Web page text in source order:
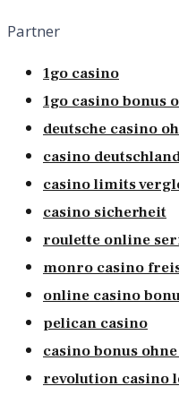
Partner
1go casino
1go casino bonus
deutsche casino
casino
casino limits
casino sicherheit
roulette online
monro casino
online casino
pelican casino
casino bonus
revolution casino